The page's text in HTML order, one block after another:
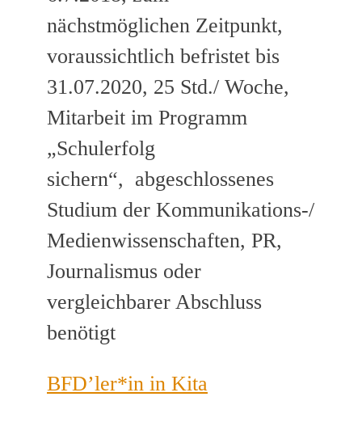
nächstmöglichen Zeitpunkt,
voraussichtlich befristet bis
31.07.2020, 25 Std./ Woche,
Mitarbeit im Programm
„Schulerfolg
sichern“, abgeschlossenes
Studium der Kommunikations-/
Medienwissenschaften, PR,
Journalismus oder
vergleichbarer Abschluss
benötigt
BFD’ler*in in Kita